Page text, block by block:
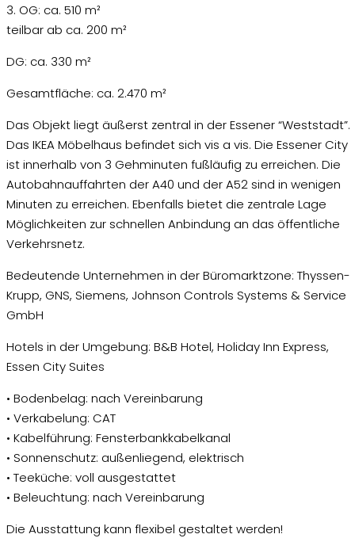
3. OG: ca. 510 m²
teilbar ab ca. 200 m²
DG: ca. 330 m²
Gesamtfläche: ca. 2.470 m²
Das Objekt liegt äußerst zentral in der Essener “Weststadt”.
Das IKEA Möbelhaus befindet sich vis a vis. Die Essener City
ist innerhalb von 3 Gehminuten fußläufig zu erreichen. Die
Autobahnauffahrten der A40 und der A52 sind in wenigen
Minuten zu erreichen. Ebenfalls bietet die zentrale Lage
Möglichkeiten zur schnellen Anbindung an das öffentliche
Verkehrsnetz.
Bedeutende Unternehmen in der Büromarktzone: Thyssen-
Krupp, GNS, Siemens, Johnson Controls Systems & Service
GmbH
Hotels in der Umgebung: B&B Hotel, Holiday Inn Express,
Essen City Suites
• Bodenbelag: nach Vereinbarung
• Verkabelung: CAT
• Kabelführung: Fensterbankkabelkanal
• Sonnenschutz: außenliegend, elektrisch
• Teeküche: voll ausgestattet
• Beleuchtung: nach Vereinbarung
Die Ausstattung kann flexibel gestaltet werden!